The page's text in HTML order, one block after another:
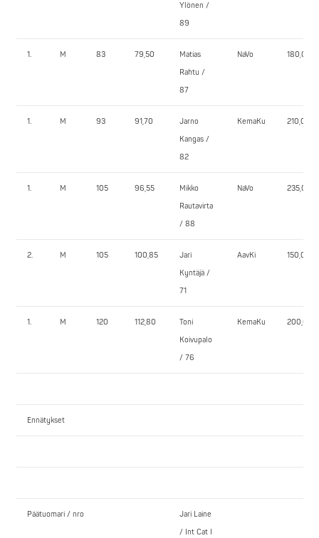
Ylönen /
89
1. M 83 79,50
Matias
Rahtu /
87
NaVo 180,0
1. M 93 91,70
Jarno
Kangas /
82
KemaKu 210,0
1. M 105 96,55
Mikko
Rautavirta
/ 88
NaVo 235,0
2. M 105 100,85
Jari
Kyntäjä /
71
AavKi 150,0
1. M 120 112,80
Toni
Koivupalo
/ 76
KemaKu 200,0
Ennätykset
Päätuomari / nro
Jari Laine
/ Int Cat I